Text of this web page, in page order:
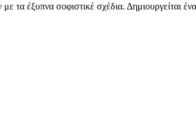
έξυπνα σοφιστικέ σχέδια. Δημιουργείται